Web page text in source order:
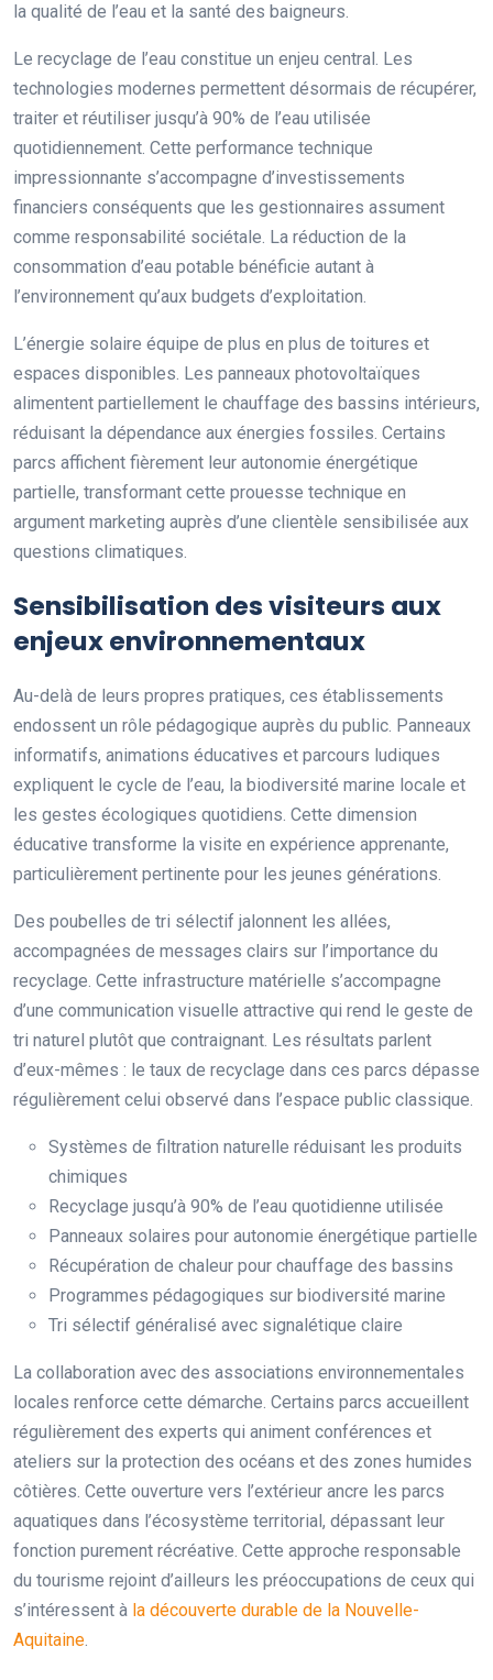
la qualité de l’eau et la santé des baigneurs.
Le recyclage de l’eau constitue un enjeu central. Les
technologies modernes permettent désormais de récupérer,
traiter et réutiliser jusqu’à 90% de l’eau utilisée
quotidiennement. Cette performance technique
impressionnante s’accompagne d’investissements
financiers conséquents que les gestionnaires assument
comme responsabilité sociétale. La réduction de la
consommation d’eau potable bénéficie autant à
l’environnement qu’aux budgets d’exploitation.
L’énergie solaire équipe de plus en plus de toitures et
espaces disponibles. Les panneaux photovoltaïques
alimentent partiellement le chauffage des bassins intérieurs,
réduisant la dépendance aux énergies fossiles. Certains
parcs affichent fièrement leur autonomie énergétique
partielle, transformant cette prouesse technique en
argument marketing auprès d’une clientèle sensibilisée aux
questions climatiques.
Sensibilisation des visiteurs aux
enjeux environnementaux
Au-delà de leurs propres pratiques, ces établissements
endossent un rôle pédagogique auprès du public. Panneaux
informatifs, animations éducatives et parcours ludiques
expliquent le cycle de l’eau, la biodiversité marine locale et
les gestes écologiques quotidiens. Cette dimension
éducative transforme la visite en expérience apprenante,
particulièrement pertinente pour les jeunes générations.
Des poubelles de tri sélectif jalonnent les allées,
accompagnées de messages clairs sur l’importance du
recyclage. Cette infrastructure matérielle s’accompagne
d’une communication visuelle attractive qui rend le geste de
tri naturel plutôt que contraignant. Les résultats parlent
d’eux-mêmes : le taux de recyclage dans ces parcs dépasse
régulièrement celui observé dans l’espace public classique.
Systèmes de filtration naturelle réduisant les produits
chimiques
Recyclage jusqu’à 90% de l’eau quotidienne utilisée
Panneaux solaires pour autonomie énergétique partielle
Récupération de chaleur pour chauffage des bassins
Programmes pédagogiques sur biodiversité marine
Tri sélectif généralisé avec signalétique claire
La collaboration avec des associations environnementales
locales renforce cette démarche. Certains parcs accueillent
régulièrement des experts qui animent conférences et
ateliers sur la protection des océans et des zones humides
côtières. Cette ouverture vers l’extérieur ancre les parcs
aquatiques dans l’écosystème territorial, dépassant leur
fonction purement récréative. Cette approche responsable
du tourisme rejoint d’ailleurs les préoccupations de ceux qui
s’intéressent à la découverte durable de la Nouvelle-
Aquitaine.